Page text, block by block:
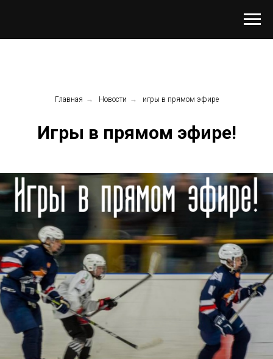
Главная → Новости → игры в прямом эфире
Игры в прямом эфире!